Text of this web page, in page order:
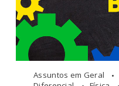
Assuntos em Geral